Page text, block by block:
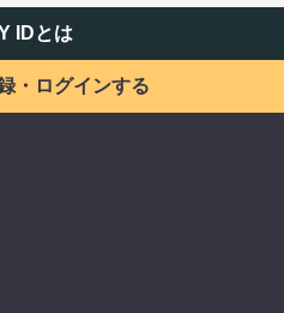
IDとは
・ログインする